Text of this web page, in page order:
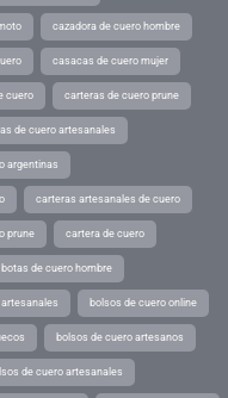
cazadora de cuero hombre
casacas de cuero mujer
cuero carteras de cuero prune
de cuero artesanales
argentinas
carteras artesanales de cuero
prune cartera de cuero
botas de cuero hombre
bolsos de cuero online
bolsos de cuero artesanos
de cuero artesanales